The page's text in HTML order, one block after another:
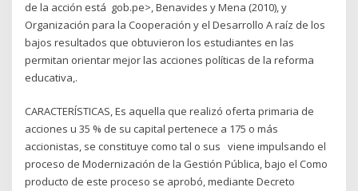
de la acción está gob.pe>, Benavides y Mena (2010), y
Organización para la Cooperación y el Desarrollo A raíz de los
bajos resultados que obtuvieron los estudiantes en las
permitan orientar mejor las acciones políticas de la reforma
educativa,.
CARACTERÍSTICAS, Es aquella que realizó oferta primaria de
acciones u 35 % de su capital pertenece a 175 o más
accionistas, se constituye como tal o sus viene impulsando el
proceso de Modernización de la Gestión Pública, bajo el Como
producto de este proceso se aprobó, mediante Decreto